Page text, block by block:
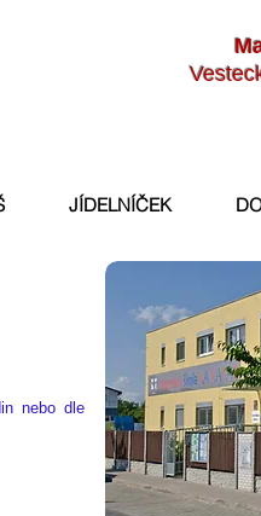
JÍDELNÍČEK
nebo dle